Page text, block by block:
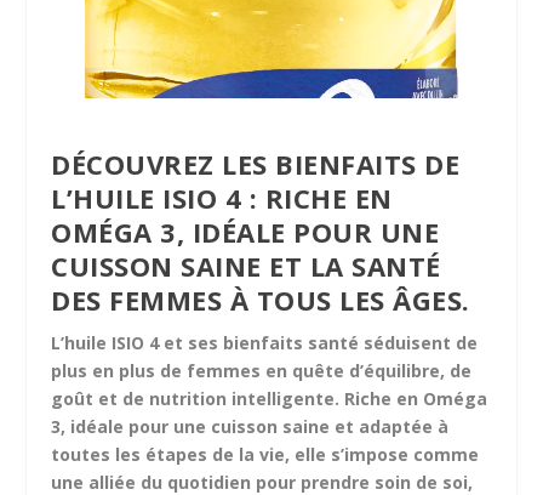
DÉCOUVREZ LES BIENFAITS DE
L’HUILE ISIO 4 : RICHE EN
OMÉGA 3, IDÉALE POUR UNE
CUISSON SAINE ET LA SANTÉ
DES FEMMES À TOUS LES ÂGES.
L’huile ISIO 4 et ses bienfaits santé séduisent de
plus en plus de femmes en quête d’équilibre, de
goût et de nutrition intelligente. Riche en Oméga
3, idéale pour une cuisson saine et adaptée à
toutes les étapes de la vie, elle s’impose comme
une alliée du quotidien pour prendre soin de soi,